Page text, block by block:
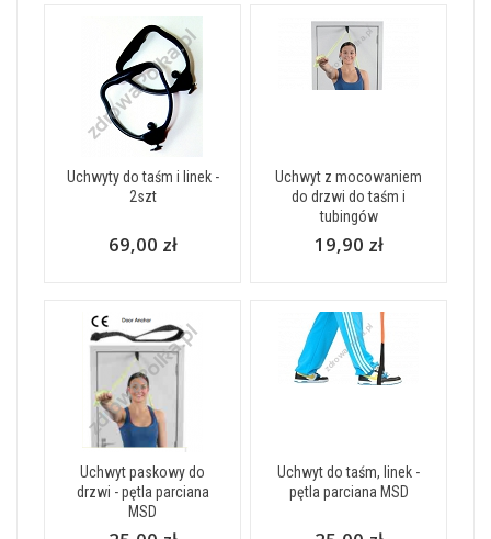
Uchwyty do taśm i linek -
2szt
69,00 zł
Uchwyt z mocowaniem
do drzwi do taśm i
tubingów
19,90 zł
Uchwyt paskowy do
drzwi - pętla parciana
MSD
Uchwyt do taśm, linek -
pętla parciana MSD